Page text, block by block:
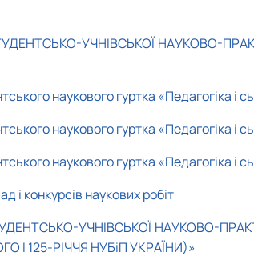
УЧНІВСЬКОЇ НАУКОВО-
наукового гуртка «Педагогіка і
наукового гуртка «Педагогіка і
наукового гуртка «Педагогіка і
конкурсів наукових робіт
УЧНІВСЬКОЇ НАУКОВО-
І 125-РІЧЧЯ НУБіП УКРАЇНИ)»